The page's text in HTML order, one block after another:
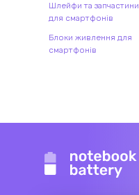
Шлейфи та запчастини
для смартфонів
Блоки живлення для
смартфонів